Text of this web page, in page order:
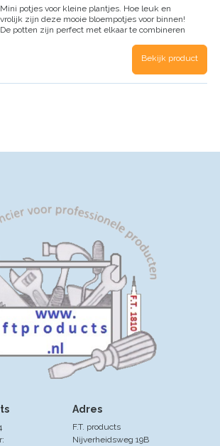
Mini potjes voor kleine plantjes. Hoe leuk en
vrolijk zijn deze mooie bloempotjes voor binnen!
De potten zijn perfect met elkaar te combineren
die het interieur jarenlang voorzien van kleur en
Extra mooi is natuurlijk de wijze waarop
Zowel geproduceert
op milieuvriendelijke wijze, als gemaakt van
Bekijk product
Adres
F.T. products
Nijverheidsweg 19B